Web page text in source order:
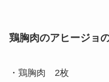
鶏胸肉のアヒージョ
・鶏胸肉 2枚